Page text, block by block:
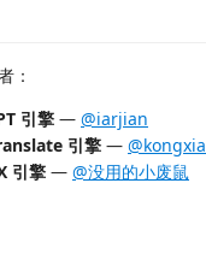
：
引擎 — @iarjian
引擎 —
引擎 — @没用的小废鼠